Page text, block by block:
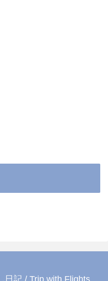
記 / Trip with Flights